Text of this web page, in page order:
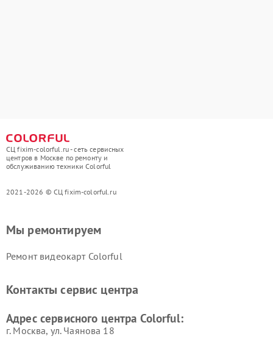
СЦ fixim-colorful.ru - сеть сервисных
центров в Москве по ремонту и
обслуживанию техники Colorful
2021-2026 © СЦ fixim-colorful.ru
Мы ремонтируем
Ремонт видеокарт Colorful
Контакты сервис центра
Адрес сервисного центра Colorful:
г. Москва, ул. Чаянова 18